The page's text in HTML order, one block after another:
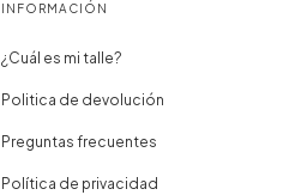
INFORMACIÓN
¿Cuál es mi talle?
Politica de devolución
Preguntas frecuentes
Política de privacidad